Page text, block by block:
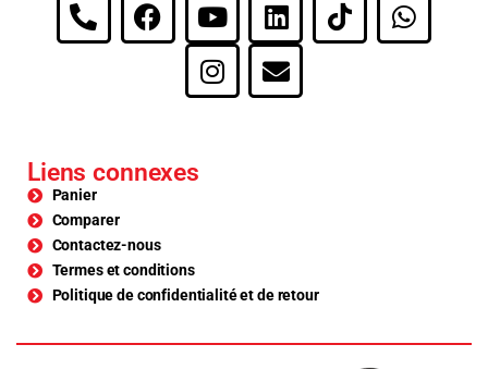
Liens connexes
Panier
Comparer
Contactez-nous
Termes et conditions
Politique de confidentialité et de retour